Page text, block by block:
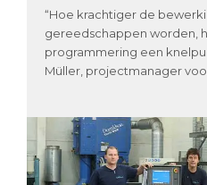
“Hoe krachtiger de
gereedschappen worden,
programmering een
Müller, projectmanager